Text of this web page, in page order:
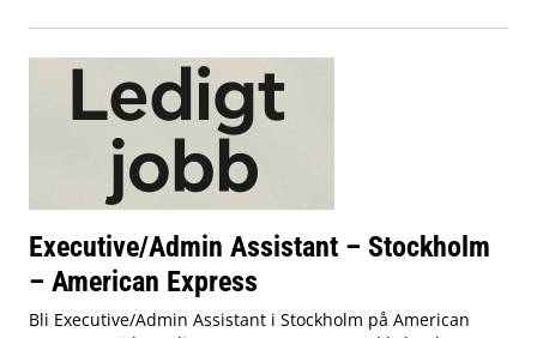
Executive/Admin Assistant – Stockholm
– American Express
Bli Executive/Admin Assistant i Stockholm på American